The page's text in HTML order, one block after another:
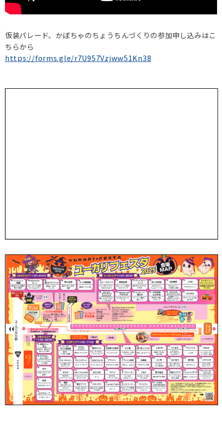
仮装パレード、かぼちゃのちょうちんづくりの参加申し込みはこ
ちらから
https://forms.gle/r7U957Vzjww51Kn38